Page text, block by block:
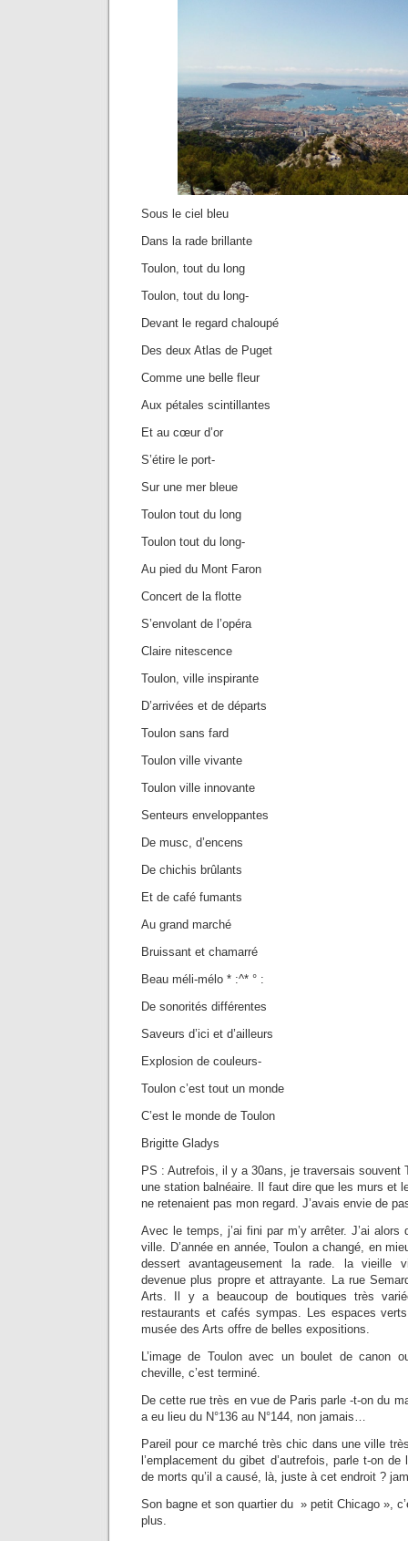
Sous le ciel bleu
Dans la rade brillante
Toulon, tout du long
Toulon, tout du long-
Devant le regard chaloupé
Des deux Atlas de Puget
Comme une belle fleur
Aux pétales scintillantes
Et au cœur d’or
S’étire le port-
Sur une mer bleue
Toulon tout du long
Toulon tout du long-
Au pied du Mont Faron
Concert de la flotte
S’envolant de l’opéra
Claire nitescence
Toulon, ville inspirante
D’arrivées et de départs
Toulon sans fard
Toulon ville vivante
Toulon ville innovante
Senteurs enveloppantes
De musc, d’encens
De chichis brûlants
Et de café fumants
Au grand marché
Bruissant et chamarré
Beau méli-mélo * :^* ° :
De sonorités différentes
Saveurs d’ici et d’ailleurs
Explosion de couleurs-
Toulon c’est tout un monde
C’est le monde de Toulon
Brigitte Gladys
PS : Autrefois, il y a 30ans, je traversais souvent
une station balnéaire. Il faut dire que les murs et
ne retenaient pas mon regard. J’avais envie de
Avec le temps, j’ai fini par m’y arrêter. J’ai
ville. D’année en année, Toulon a changé, en
dessert avantageusement la rade. la vieille
devenue plus propre et attrayante. La rue
Arts. Il y a beaucoup de boutiques très
restaurants et cafés sympas. Les espaces
musée des Arts offre de belles expositions.
L’image de Toulon avec un boulet de canon
cheville, c’est terminé.
De cette rue très en vue de Paris parle -t-on du
a eu lieu du N°136 au N°144, non jamais…
Pareil pour ce marché très chic dans une ville
l’emplacement du gibet d’autrefois, parle t-on
de morts qu’il a causé, là, juste à cet endroit ?
Son bagne et son quartier du » petit Chicago »,
plus.